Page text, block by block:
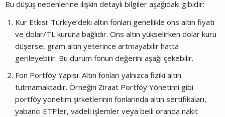
Bu düşüş nedenlerine ilişkin detaylı bilgiler aşağıdaki gibidir:
Kur Etkisi: Türkiye’deki altın fonları genellikle ons altın fiyatı
ve dolar/TL kuruna bağlıdır. Ons altın yükselirken dolar kuru
düşerse, gram altın yeterince artmayabilir hatta
gerileyebilir. Bu durum fonun değerini aşağı çekebilir.
Fon Portföy Yapısı: Altın fonları yalnızca fiziki altın
tutmamaktadır. Örneğin Ziraat Portföy Yönetimi gibi
portföy yönetim şirketlerinin fonlarında altın sertifikaları,
yabancı ETF’ler, vadeli işlemler veya belli oranda nakit